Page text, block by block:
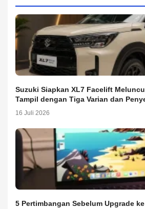
Suzuki Siapkan XL7 Facelift
Tampil dengan Tiga Varian dan
16 Juli 2026
5 Pertimbangan Sebelum Upgrade